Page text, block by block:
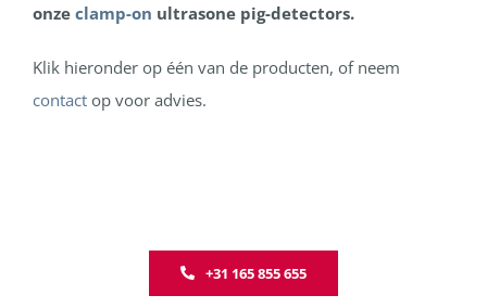
onze clamp-on ultrasone pig-detectors.
Klik hieronder op één van de producten, of neem
contact op voor advies.
+31 165 855 655